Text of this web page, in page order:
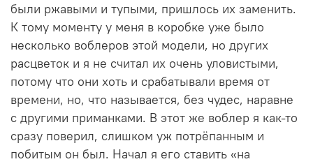
были ржавыми и тупыми, пришлось их заменить.
К тому моменту у меня в коробке уже было
несколько воблеров этой модели, но других
расцветок и я не считал их очень уловистыми,
потому что они хоть и срабатывали время от
времени, но, что называется, без чудес, наравне
с другими приманками. В этот же воблер я как-то
сразу поверил, слишком уж потрёпанным и
побитым он был. Начал я его ставить «на